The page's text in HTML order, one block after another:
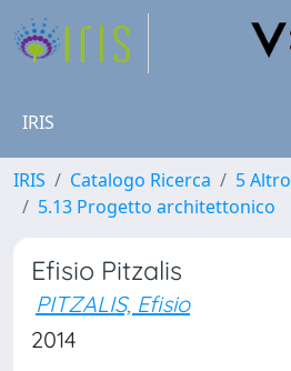
IRIS
IRIS Catalogo Ricerca
5 Altro
5.13 Progetto architettonico
Efisio Pitzalis
PITZALIS, Efisio
2014